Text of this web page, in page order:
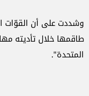
وشددت على أن القوّات
طاقمها خلال تأديته
المتحدة".